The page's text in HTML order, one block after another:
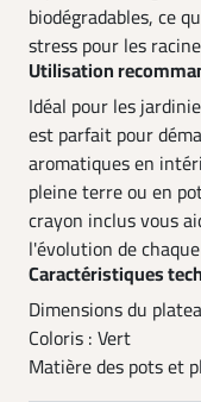
biodégradables, ce
stress pour les
Utilisation
Idéal pour les
est parfait pour
aromatiques en
pleine terre ou en
crayon inclus vous
l'évolution de
Caractéristiques
Dimensions du
Coloris : Vert
Matière des pots et